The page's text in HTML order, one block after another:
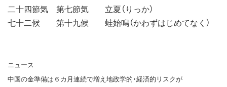
二十四節気 第七節気 立夏（りっか）
七十二候 第十九候 蛙始鳴（かわずはじめてなく）
ニュース
中国の金準備は６カ月連続で増え地政学的・経済的リスクが